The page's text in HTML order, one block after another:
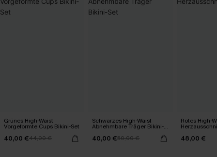
Grünes High-Waist
Vorgeformte Cups Bikini-Set
40,00 €44,00 €
Schwarzes High-Waist
Abnehmbare Träger Bikini-
40,00 €50,00 €
Rotes High-
48,00 €